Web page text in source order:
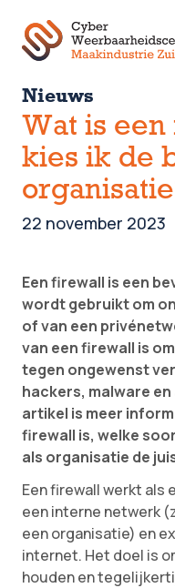
Nieuws
Wat is
kies ik de
22 november 2023
Een firewall is een
wordt gebruikt om
of van een
van een firewall is
tegen ongewenst
hackers, malware
artikel is meer
firewall is, welke
als organisatie de
Een firewall werkt als
een interne netwerk
een organisatie) en
internet. Het doel is
houden en